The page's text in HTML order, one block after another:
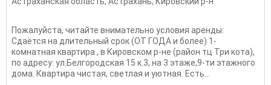
Пожалуйста, читайте внимательно условия аренды:
Сдаётся на длительный срок (ОТ ГОДА и более) 1-
комнатная квартира , в Кировском р-не (район тц Три кота),
по адресу: ул.Белгородская 15 к.3, на 3 этаже,9-ти этажного
дома. Квартира чистая, светлая и уютная. Есть...